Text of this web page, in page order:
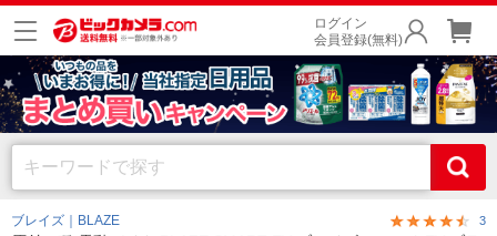
ログイン
会員登録(無料)
ブレイズ｜BLAZE 3